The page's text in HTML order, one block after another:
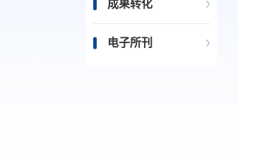
成果转化
电子所刊